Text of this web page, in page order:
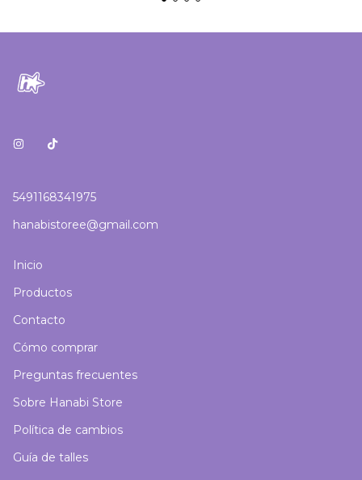
5491168341975
hanabistoree@gmail.com
Inicio
Productos
Contacto
Cómo comprar
Preguntas frecuentes
Sobre Hanabi Store
Política de cambios
Guía de talles